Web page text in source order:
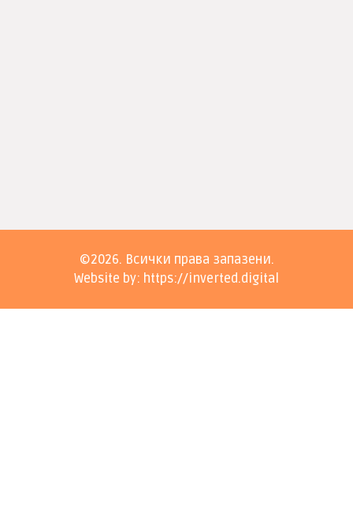
©2026. Всички права запазени.
Website by: https://inverted.digital